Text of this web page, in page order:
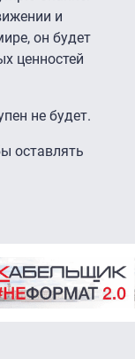
и
он будет
ценностей
не будет.
оставлять